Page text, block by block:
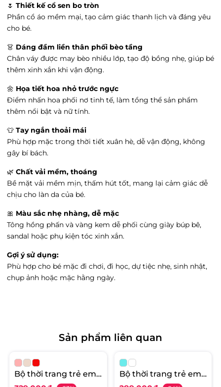
Tình trạng: Hết hàng
Go Hưng yên - 204 Tô Hiệu, Phường Lê Lợi,
Hưng Yên
Tình trạng:Còn hàng
Vin Trần Duy Hưng - 19 Đường Trần Duy
Hưng, Phường Trung Hòa, Hà Nội
Ocean Park 3 - Vincom Mega Mall Ocean City,
Xã Nghĩa Trụ, Hưng Yên
Tình trạng:Hết hàng
Vin Hạ Long - Cột đồng hồ, Phường Bạch
Đằng, Quảng Ninh
Tình trạng:
Văn Miếu, Hà Nội
Tình trạng: Còn hàng
Vin Hoà Bình - 332 Cù Chính Lan, Phường
Đồng Tiến, Hòa Bình
Hết hàng
Big C Thăng Long - 222 đường Trần Duy
Tình trạng:Còn hàng
Litibaby Phạm Ngọc Thạch - 2 Phạm Ngọc
Thạch, Phường Kim Liên, Hà Nội
LITIBABY - Vincom Hà Tĩnh - Ngã tư đường
Tình trạng:
Vin Việt Trì - 2 đường Hùng Vương, Phường
🌷 Thiết kế cổ sen bo tròn
Phần cổ áo mềm mại, tạo cảm giác thanh lịch và đáng yêu
cho bé.
👗 Dáng đầm liền thân phối bèo tầng
Chân váy được may bèo nhiều lớp, tạo độ bồng nhẹ, giúp bé
thêm xinh xắn khi vận động.
🌼 Họa tiết hoa nhỏ trước ngực
Điểm nhấn hoa phối nơ tinh tế, làm tổng thể sản phẩm
thêm nổi bật và nữ tính.
👕 Tay ngắn thoải mái
Phù hợp mặc trong thời tiết xuân hè, dễ vận động, không
gây bí bách.
🌿 Chất vải mềm, thoáng
Bề mặt vải mềm mịn, thấm hút tốt, mang lại cảm giác dễ
chịu cho làn da của bé.
🎀 Màu sắc nhẹ nhàng, dễ mặc
Tông hồng phấn và vàng kem dễ phối cùng giày búp bê,
sandal hoặc phụ kiện tóc xinh xắn.
Gợi ý sử dụng:
Phù hợp cho bé mặc đi chơi, đi học, dự tiệc nhẹ, sinh nhật,
chụp ảnh hoặc mặc hằng ngày.
Sản phẩm liên quan
Bộ thời trang trẻ em -
F03 VT06 2/6
Bộ thời trang trẻ em -
F01 4/12 VT39 AH107